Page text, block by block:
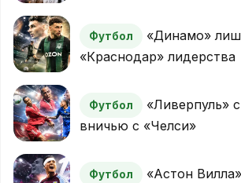
Футбол
«Динамо»
«Краснодар» лидерства
Футбол
«Ливерпуль»
вничью с «Челси»
Футбол
«Астон